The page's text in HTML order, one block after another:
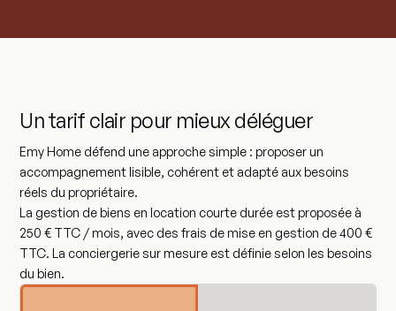
Un tarif clair pour mieux déléguer
Emy Home défend une approche simple : proposer un
accompagnement lisible, cohérent et adapté aux besoins
réels du propriétaire.
La gestion de biens en location courte durée est proposée à
250 € TTC / mois, avec des frais de mise en gestion de400 €
TTC. La conciergerie sur mesure est définie selon les besoins
du bien.